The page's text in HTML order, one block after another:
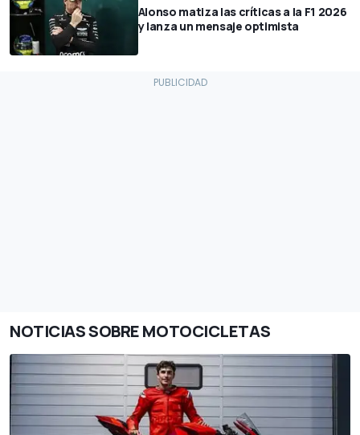
Alonso matiza las críticas a la F1 2026
y lanza un mensaje optimista
NOTICIAS SOBRE MOTOCICLETAS